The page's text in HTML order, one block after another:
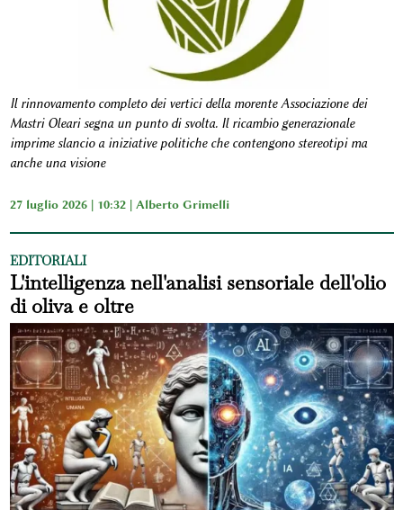
Il rinnovamento completo dei vertici della morente Associazione dei
Mastri Oleari segna un punto di svolta. Il ricambio generazionale
imprime slancio a iniziative politiche che contengono stereotipi ma
anche una visione
27 luglio 2026 | 10:32 | Alberto Grimelli
EDITORIALI
L'intelligenza nell'analisi sensoriale dell'olio
di oliva e oltre